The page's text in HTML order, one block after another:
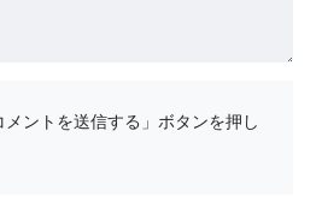
ントを送信する」ボタンを押し